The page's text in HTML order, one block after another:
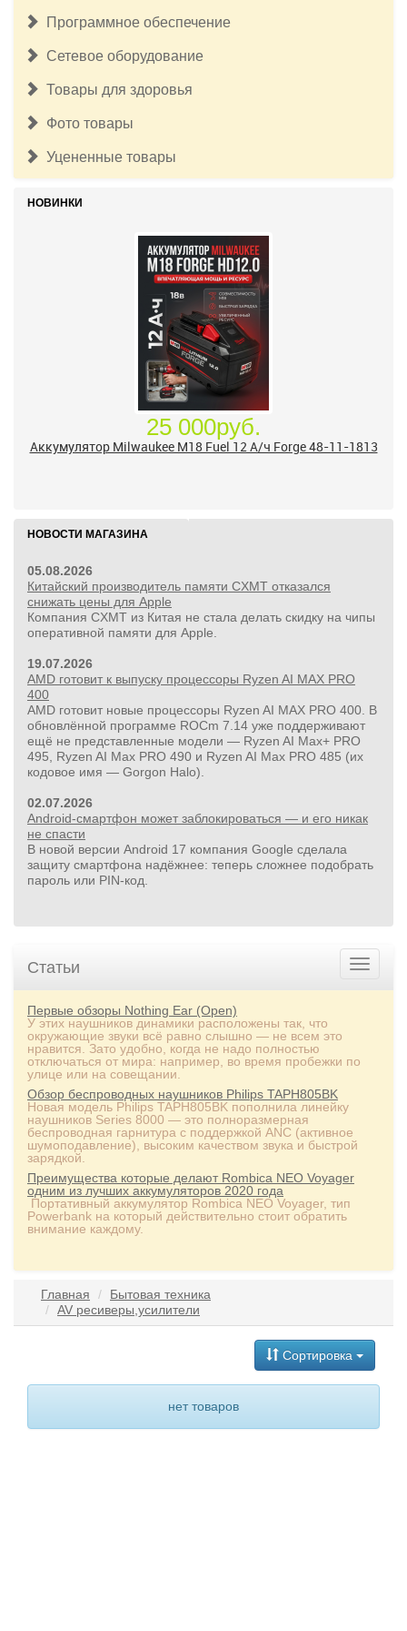
Программное обеспечение
Сетевое оборудование
Товары для здоровья
Фото товары
Уцененные товары
НОВИНКИ
25 000руб.
Аккумулятор Milwaukee M18 Fuel 12 А/ч Forge 48-11-1813
НОВОСТИ МАГАЗИНА
05.08.2026
Китайский производитель памяти CXMT отказался
снижать цены для Apple
Компания CXMT из Китая не стала делать скидку на чипы
оперативной памяти для Apple.
19.07.2026
AMD готовит к выпуску процессоры Ryzen AI MAX PRO
400
AMD готовит новые процессоры Ryzen AI MAX PRO 400. В
обновлённой программе ROCm 7.14 уже поддерживают
ещё не представленные модели — Ryzen AI Max+ PRO
495, Ryzen AI Max PRO 490 и Ryzen AI Max PRO 485 (их
кодовое имя — Gorgon Halo).
02.07.2026
Android-смартфон может заблокироваться — и его никак
не спасти
В новой версии Android 17 компания Google сделала
защиту смартфона надёжнее: теперь сложнее подобрать
пароль или PIN‑код.
Статьи
Первые обзоры Nothing Ear (Open)
У этих наушников динамики расположены так, что
окружающие звуки всё равно слышно — не всем это
нравится. Зато удобно, когда не надо полностью
отключаться от мира: например, во время пробежки по
улице или на совещании.
Обзор беспроводных наушников Philips TAPH805BK
Новая модель Philips TAPH805BK пополнила линейку
наушников Series 8000 — это полноразмерная
беспроводная гарнитура с поддержкой ANC (активное
шумоподавление), высоким качеством звука и быстрой
зарядкой.
Преимущества которые делают Rombica NEO Voyager
одним из лучших аккумуляторов 2020 года
Портативный аккумулятор Rombica NEO Voyager, тип
Powerbank на который действительно стоит обратить
внимание каждому.
Главная
Бытовая техника
AV ресиверы,усилители
Сортировка
нет товаров